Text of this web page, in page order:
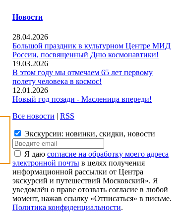
Новости
28.04.2026
Большой праздник в культурном Центре МИД
России, посвященный Дню космонавтики!
19.03.2026
В этом году мы отмечаем 65 лет первому
полету человека в космос!
12.01.2026
Новый год позади - Масленица впереди!
Все новости | RSS
Экскурсии: новинки, скидки, новости
Я даю согласие на обработку моего адреса
электронной почты в целях получения
информационной рассылки от Центра
экскурсий и путешествий Московский». Я
уведомлён о праве отозвать согласие в любой
момент, нажав ссылку «Отписаться» в письме.
Политика конфиденциальности.